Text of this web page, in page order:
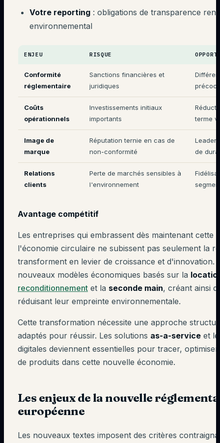
Votre reporting : obligations de transparence
environnemental
ENJEU RISQUE
Conformité
réglementaire
Sanctions financières et
juridiques
Coûts
opérationnels
Investissements initiaux
importants
terme
Image de
marque
Réputation ternie en cas de
non-conformité
de
Relations
clients
Perte de marchés sensibles à
l'environnement
Avantage compétitif
Les entreprises qui embrassent dès maintenant cette
l'économie circulaire ne subissent pas seulement la
transforment en levier de croissance et d'innovation.
nouveaux modèles économiques basés sur la
reconditionnement et la seconde main, créant ainsi
réduisant leur empreinte environnementale.
Cette transformation nécessite une approche
adaptés pour réussir. Les solutions as-a-service et
digitales deviennent essentielles pour tracer,
de produits dans cette nouvelle économie.
Les enjeux de la nouvelle
européenne
Les nouveaux textes imposent des critères